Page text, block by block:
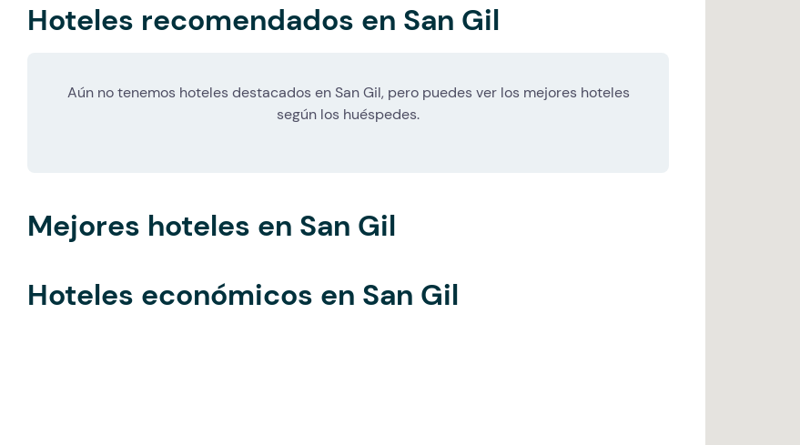
Hoteles recomendados en San Gil
Aún no tenemos hoteles destacados en San Gil, pero puedes ver los mejores hoteles
según los huéspedes.
Mejores hoteles en San Gil
Hoteles económicos en San Gil